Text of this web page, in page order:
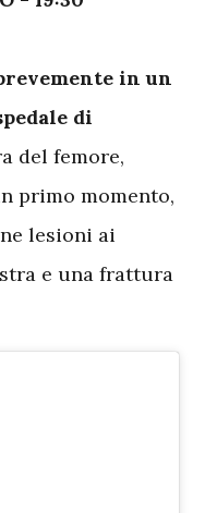
in un
di
del femore,
primo momento,
lesioni ai
e una frattura